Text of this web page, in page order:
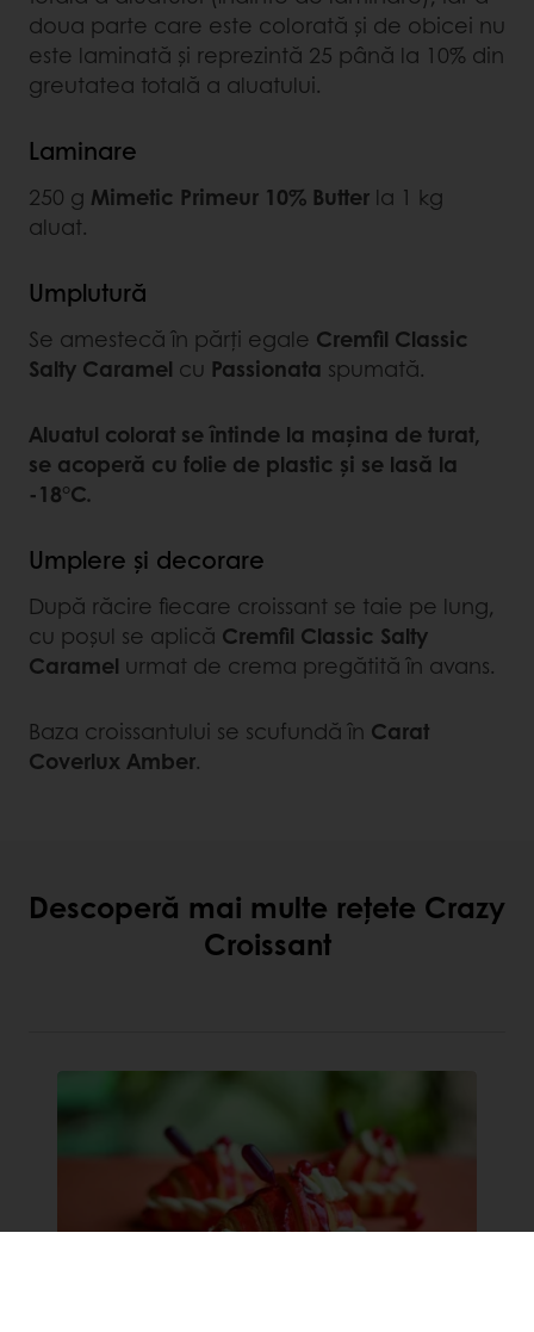
doua parte care este colorată și de obicei nu
este laminată și reprezintă 25 până la 10% din
greutatea totală a aluatului.
Laminare
250 g Mimetic Primeur 10% Butter la 1 kg
aluat.
Umplutură
Se amestecă în părți egale Cremfil Classic
Salty Caramel cu Passionata spumată.
Aluatul colorat se întinde la mașina de turat,
se acoperă cu folie de plastic și se lasă la
-18°C.
Umplere și decorare
După răcire fiecare croissant se taie pe lung,
cu poșul se aplică Cremfil Classic Salty
Caramel urmat de crema pregătită în avans.
Baza croissantului se scufundă în Carat
Coverlux Amber.
Descoperă mai multe rețete Crazy
Croissant